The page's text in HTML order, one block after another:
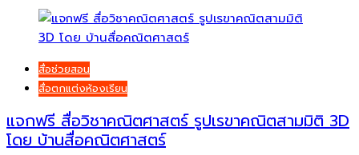
สื่อช่วยสอน
สื่อตกแต่งห้องเรียน
แจกฟรี สื่อวิชาคณิตศาสตร์ รูปเรขาคณิตสามมิติ 3D
โดย บ้านสื่อคณิตศาสตร์